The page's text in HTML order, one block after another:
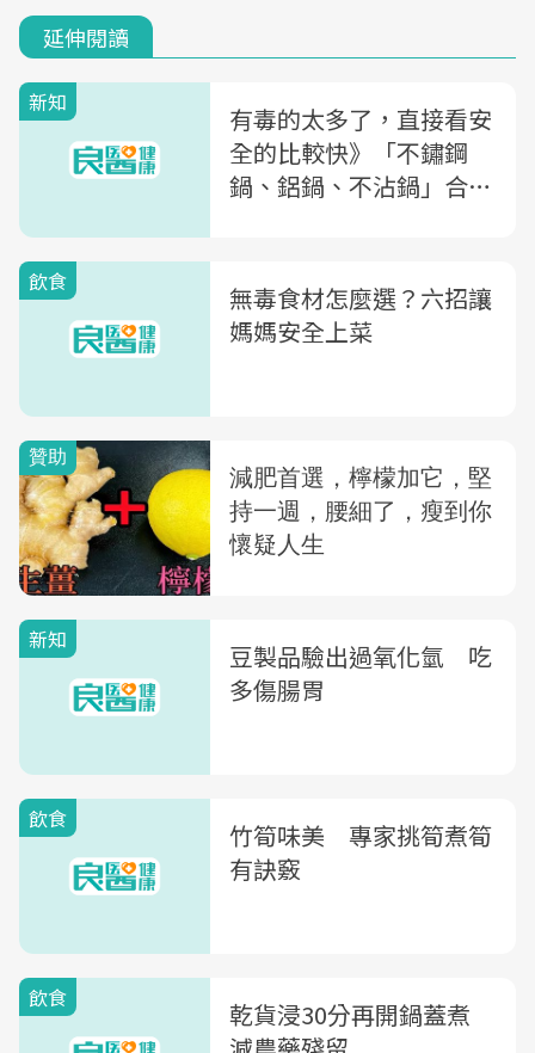
延伸閱讀
新知
有毒的太多了，直接看安
全的比較快》「不鏽鋼
鍋、鋁鍋、不沾鍋」合格
飲食
無毒食材怎麼選？六招讓
媽媽安全上菜
新知
豆製品驗出過氧化氫 吃
多傷腸胃
飲食
竹筍味美 專家挑筍煮筍
有訣竅
飲食
乾貨浸30分再開鍋蓋煮